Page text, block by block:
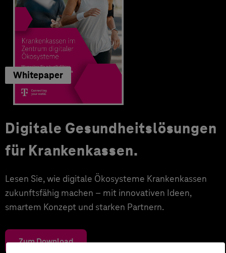
Whitepaper
Digitale Gesundheitslösungen
für Krankenkassen.
Lesen Sie, wie digitale Ökosysteme Krankenkassen
zukunftsfähig machen – mit innovativen Ideen,
smartem Konzept und starken Partnern.
Zum Download